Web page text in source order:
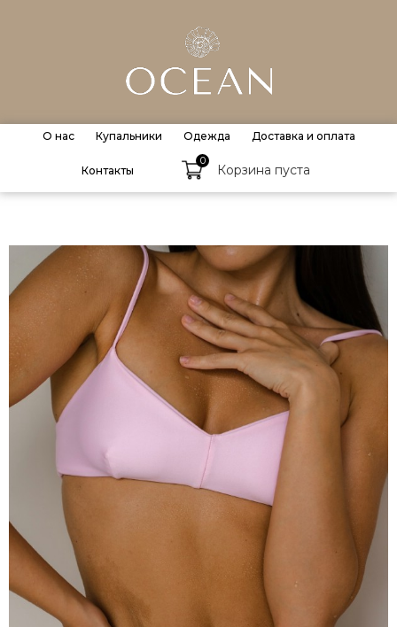
О нас Купальники Одежда Доставка и оплата
Контакты
0
Корзина пуста